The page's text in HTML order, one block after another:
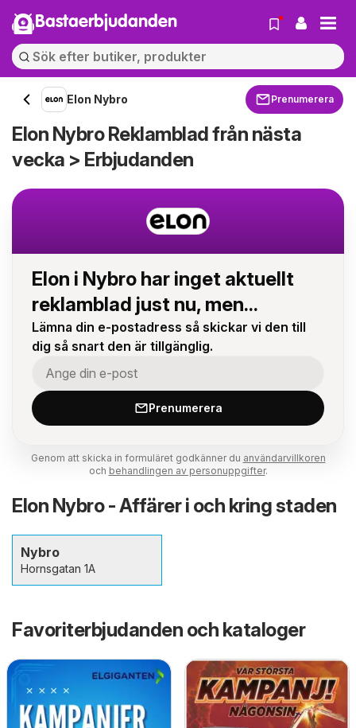
Bastaerbjudanden
Elon Nybro Prenumerera
Elon Nybro Reklamblad från nästa
vecka > Erbjudanden
Elon i Nybro har inget aktuellt
reklamblad just nu, men...
Lämna din e-postadress så skickar vi den till
dig så snart den är tillgänglig.
Prenumerera
Genom att skicka in formuläret godkänner du användarvillkoren
och behandlingen av personuppgifter.
Elon Nybro - Affärer i och kring staden
Nybro
Hornsgatan 1A
Favoriterbjudanden och kataloger